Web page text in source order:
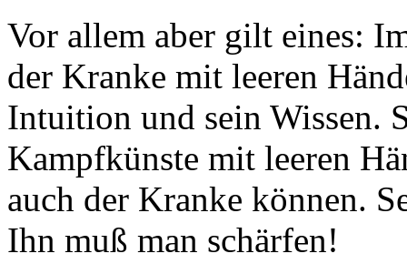
Vor allem aber gilt eines:
der Kranke mit leeren
Intuition und sein Wissen.
Kampfkünste mit leeren
auch der Kranke können.
Ihn muß man schärfen!